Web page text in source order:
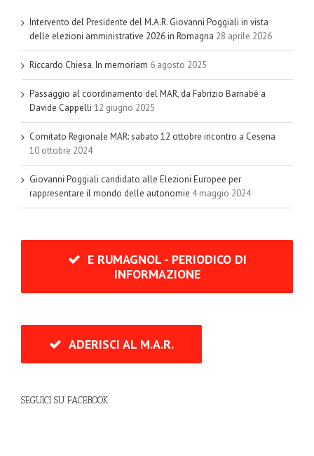
Intervento del Presidente del M.A.R. Giovanni Poggiali in vista
delle elezioni amministrative 2026 in Romagna 28 aprile 2026
Riccardo Chiesa. In memoriam 6 agosto 2025
Passaggio al coordinamento del MAR, da Fabrizio Barnabè a
Davide Cappelli 12 giugno 2025
Comitato Regionale MAR: sabato 12 ottobre incontro a Cesena
10 ottobre 2024
Giovanni Poggiali candidato alle Elezioni Europee per
rappresentare il mondo delle autonomie 4 maggio 2024
E RUMAGNOL - PERIODICO DI
INFORMAZIONE
ADERISCI AL M.A.R.
SEGUICI SU FACEBOOK